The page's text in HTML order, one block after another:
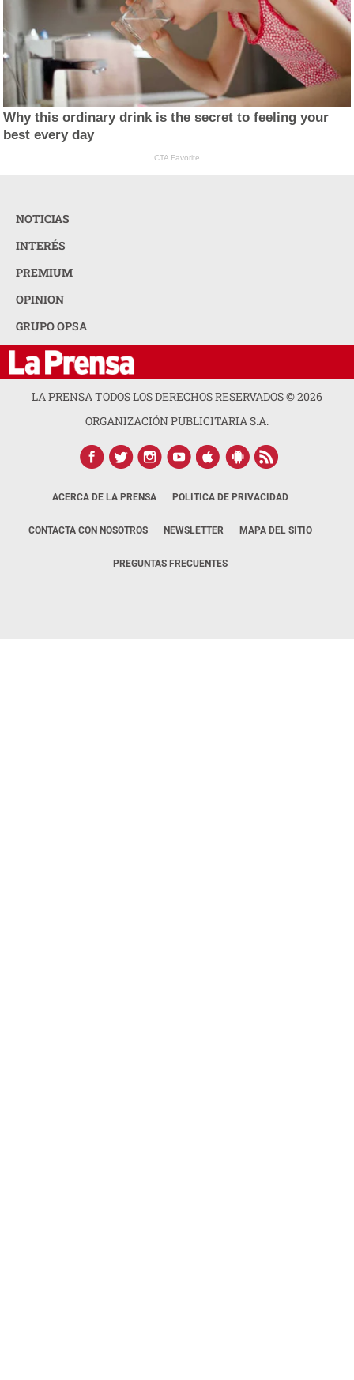
Why this ordinary drink is the secret to feeling your
best every day
CTA Favorite
NOTICIAS
INTERÉS
PREMIUM
OPINION
GRUPO OPSA
LA PRENSA TODOS LOS DERECHOS RESERVADOS ©2026
ORGANIZACIÓN PUBLICITARIA S.A.
ACERCA DE LA PRENSA POLÍTICA DE PRIVACIDAD
CONTACTA CON NOSOTROS NEWSLETTER MAPA DEL SITIO
PREGUNTAS FRECUENTES